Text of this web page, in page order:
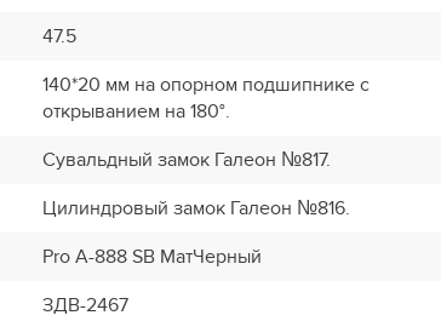
47.5
140*20 мм на опорном подшипнике с
открыванием на 180°.
Сувальдный замок Галеон №817.
Цилиндровый замок Галеон №816.
Pro A-888 SB МатЧерный
ЗДВ-2467